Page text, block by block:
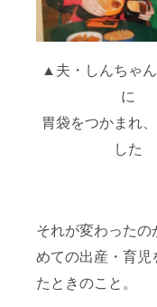
▲夫・しんちゃ
に
胃袋をつかまれ
した
それが変わったの
めての出産・育児
たときのこと。